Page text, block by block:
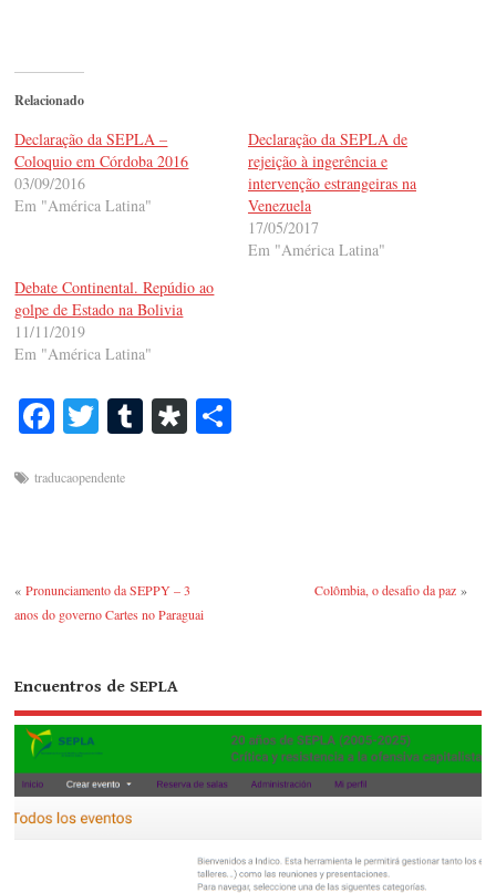
Relacionado
Declaração da SEPLA –
Coloquio em Córdoba 2016
03/09/2016
Em "América Latina"
Declaração da SEPLA de
rejeição à ingerência e
intervenção estrangeiras na
Venezuela
17/05/2017
Em "América Latina"
Debate Continental. Repúdio ao
golpe de Estado na Bolivia
11/11/2019
Em "América Latina"
Fa
bo
T
tte
T Di
traducaopendente
«Pronunciamento da SEPPY – 3
anos do governo Cartes no Paraguai
Colômbia, o desafio da paz»
Encuentros de SEPLA